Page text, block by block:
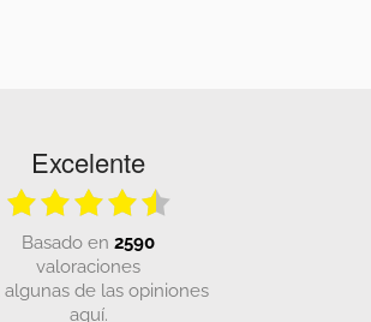
Excelente
basado en 2590
valoraciones
aquí.